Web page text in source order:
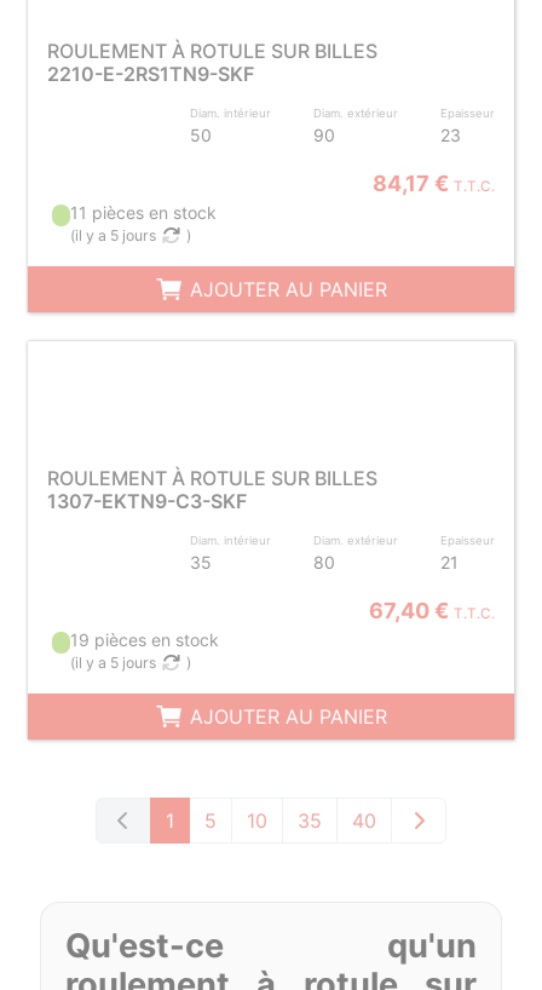
ROULEMENT À ROTULE SUR BILLES
2210-E-2RS1TN9-SKF
Diam. intérieur
50
Diam. extérieur
90
Epaisseur
23
84,17 € T.T.C.
11 pièces en stock
(il y a 5 jours )
AJOUTER AU PANIER
ROULEMENT À ROTULE SUR BILLES
1307-EKTN9-C3-SKF
Diam. intérieur
35
Diam. extérieur
80
Epaisseur
21
67,40 € T.T.C.
19 pièces en stock
(il y a 5 jours )
AJOUTER AU PANIER
1 5 10 35 40
Qu'est-ce qu'un